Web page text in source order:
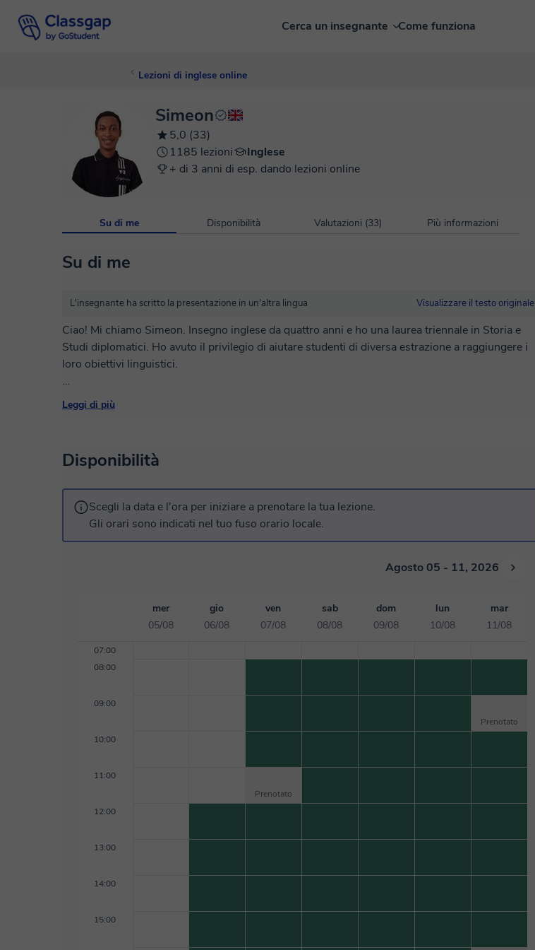
Cerca un insegnante Come funziona
Lezioni di inglese online
Simeon
5,0 (33)
1185 lezioni
Inglese
+ di 3 anni di esp. dando lezioni online
Su di me Disponibilità Valutazioni (33) Più informazioni
Su di me
L'insegnante ha scritto la presentazione in un'altra lingua Visualizzare il testo originale
Ciao! Mi chiamo Simeon. Insegno inglese da quattro anni e ho una laurea triennale in Storia e
Studi diplomatici. Ho avuto il privilegio di aiutare studenti di diversa estrazione a raggiungere i
loro obiettivi linguistici.
Credo che l'apprendimento debba essere sia piacevole che arricchente, motivo per cui adatto
ogni lezione alle tue esigenze e ai tuoi interessi unici. La mia passione è aiutare le persone a
insieme per creare un piano di apprendimento personalizzato perfetto per te. Sono entusiasta di
guidarti in questo viaggio! Prenota una lezione con me e rendiamo la tua esperienza di
Leggi di più
Disponibilità
Scegli la data e l'ora per iniziare a prenotare la tua lezione.
Gli orari sono indicati nel tuo fuso orario locale.
Agosto 05 - 11, 2026
mer
05/08
gio
06/08
ven
07/08
sab
08/08
dom
09/08
lun
10/08
mar
11/08
07:00
08:00
09:00
Prenotato
10:00
11:00
Prenotato
12:00
13:00
14:00
15:00